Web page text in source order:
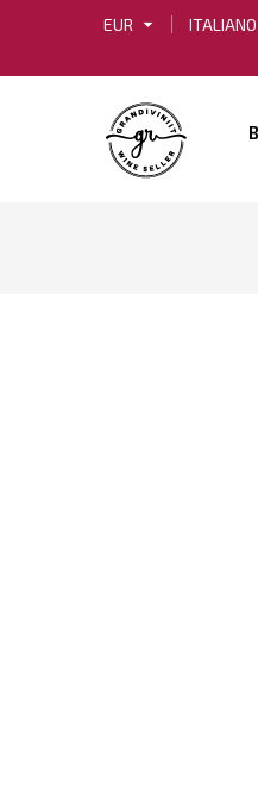
EUR arrow_drop_down ITALIANO